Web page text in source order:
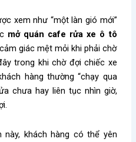
xem như “một làn gió mới”
mở quán cafe rửa xe ô tô
giác mệt mỏi khi phải chờ
trong khi chờ đợi chiếc xe
hàng thường “chạy qua
chưa hay liên tục nhìn giờ,
này, khách hàng có thể yên